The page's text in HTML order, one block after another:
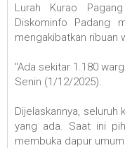
Lurah Kurao
Diskominfo Padang
mengakibatkan ribuan
"Ada sekitar 1.180
Senin (1/12/2025).
Dijelaskannya,
yang ada. Saat ini
membuka dapur umum.